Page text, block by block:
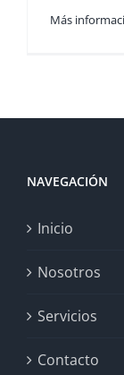
Más
NAVEGACIÓN
Inicio
Nosotros
Servicios
Contacto